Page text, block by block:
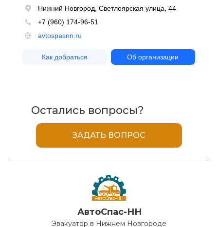
Остались вопросы?
ЗАДАТЬ ВОПРОС
Эвакуатор в Нижнем Новгороде
АвтоСпас-НН